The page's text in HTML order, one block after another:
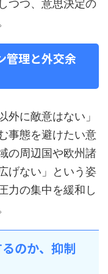
つつ、意思決定の
管理と外交余
外に敵意はない」
事態を避けたい意
の周辺国や欧州諸
げない」という姿
力の集中を緩和し
のか、抑制